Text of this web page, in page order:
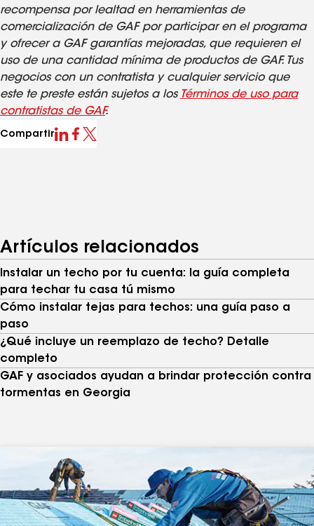
recompensa por lealtad en herramientas de
comercialización de GAF por participar en el programa
y ofrecer a GAF garantías mejoradas, que requieren el
uso de una cantidad mínima de productos de GAF. Tus
negocios con un contratista y cualquier servicio que
este te preste están sujetos a los Términos de uso para
contratistas de GAF.
Compartir
Artículos relacionados
Instalar un techo por tu cuenta: la guía completa
para techar tu casa tú mismo
Cómo instalar tejas para techos: una guía paso a
paso
¿Qué incluye un reemplazo de techo? Detalle
completo
GAF y asociados ayudan a brindar protección contra
tormentas en Georgia